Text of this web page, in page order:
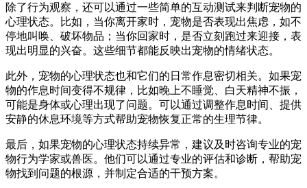
除了行为观察，还可以通过一些简单的互动测试来判断宠物的
心理状态。比如，当你离开家时，宠物是否表现出焦虑，如不
停地叫唤、破坏物品；当你回家时，是否立刻跑过来迎接，表
现出明显的兴奋。这些细节都能反映出宠物的情绪状态。
此外，宠物的心理状态也和它们的日常作息密切相关。如果宠
物的作息时间变得不规律，比如晚上不睡觉、白天精神不振，
可能是身体或心理出现了问题。可以通过调整作息时间、提供
安静的休息环境等方式帮助宠物恢复正常的生理节律。
最后，如果宠物的心理状态持续异常，建议及时咨询专业的宠
物行为学家或兽医。他们可以通过专业的评估和诊断，帮助宠
物找到问题的根源，并制定合适的干预方案。